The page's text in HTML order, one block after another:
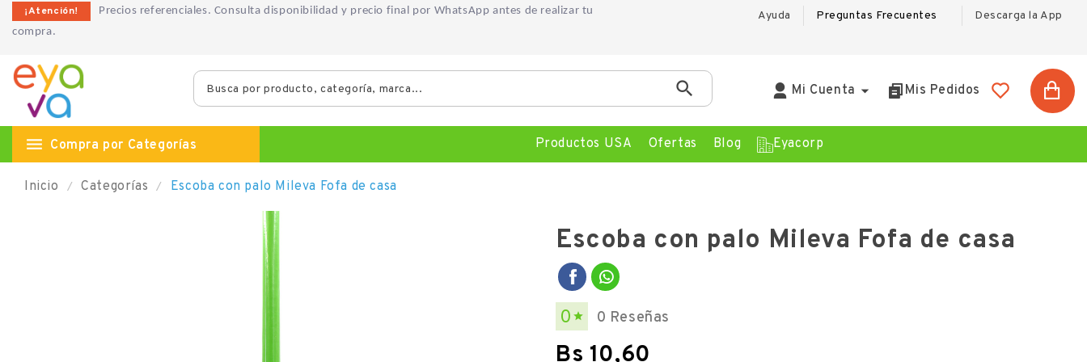
¡Atención! Precios referenciales. Consulta disponibilidad y precio final por WhatsApp antes de realizar tu
compra.
Ayuda Preguntas Frecuentes Descarga la App
 Mi Cuenta  Mis Pedidos
 Compra por Categorías Productos USA Ofertas Blog Eyacorp
Inicio Categorías Escoba con palo Mileva Fofa de casa
Escoba con palo Mileva Fofa de casa
0  0 Reseñas
Bs 10,60